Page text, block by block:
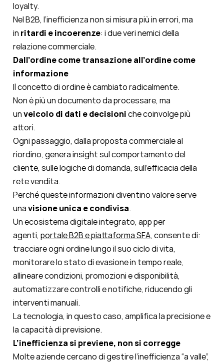
loyalty.
Nel B2B, l’inefficienza non si misura più in errori, ma
in ritardi e incoerenze: i due veri nemici della
relazione commerciale.
Dall’ordine come transazione all’ordine come
informazione
Il concetto di ordine è cambiato radicalmente.
Non è più un documento da processare, ma
unveicolo di dati e decisioniche coinvolge più
attori.
Ogni passaggio, dalla proposta commerciale al
riordino, genera insight sul comportamento del
cliente, sulle logiche di domanda, sull’efficacia della
rete vendita.
Perché queste informazioni diventino valore serve
unavisione unica e condivisa.
Un ecosistema digitale integrato, app per
agenti, portale B2B e piattaforma SFA, consente di:
tracciare ogni ordine lungo il suo ciclo di vita,
monitorare lo stato di evasione in tempo reale,
allineare condizioni, promozioni e disponibilità,
automatizzare controlli e notifiche, riducendo gli
interventi manuali.
La tecnologia, in questo caso, amplifica la precisione e
la capacità di previsione.
L’inefficienza si previene, non si corregge
Molte aziende cercano di gestire l’inefficienza “a valle”,